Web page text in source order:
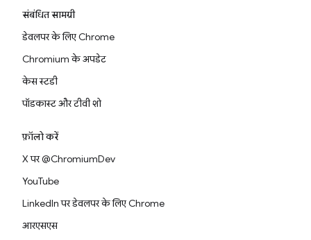
संबंधित सामग्री
डेवलपर के लिए Chrome
Chromium के अपडेट
केस स्टडी
पॉडकास्ट और टीवी शो
फ़ॉलो करें
X पर @ChromiumDev
YouTube
LinkedIn पर डेवलपर के लिए Chrome
आरएसएस